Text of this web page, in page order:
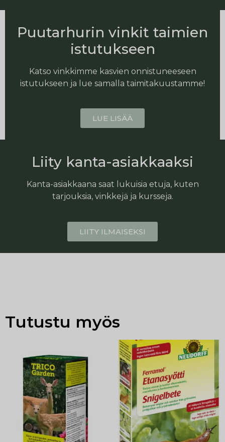
Puutarhurin vinkit taimien
istutukseen
Katso vinkkimme kasvien onnistuneeseen
istutukseen ja lue samalla taimitakuustamme!
LUE LISÄÄ
Liity kanta-asiakkaaksi
Kanta-asiakkaana saat lukuisia etuja, kuten
tarjouksia, vinkkejä ja kursseja.
LIITY ILMAISEKSI
Tutustu myös